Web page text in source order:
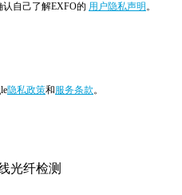
自己了解EXFO的 用户隐私声明 。
隐私政策和服务条款。
光纤检测